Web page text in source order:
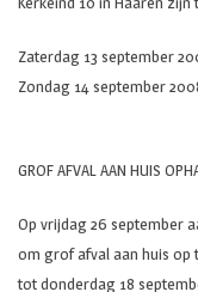
Zaterdag 13 september
Zondag 14 september
GROF AFVAL AAN HUIS
Op vrijdag 26 september
om grof afval aan huis op
tot donderdag 18